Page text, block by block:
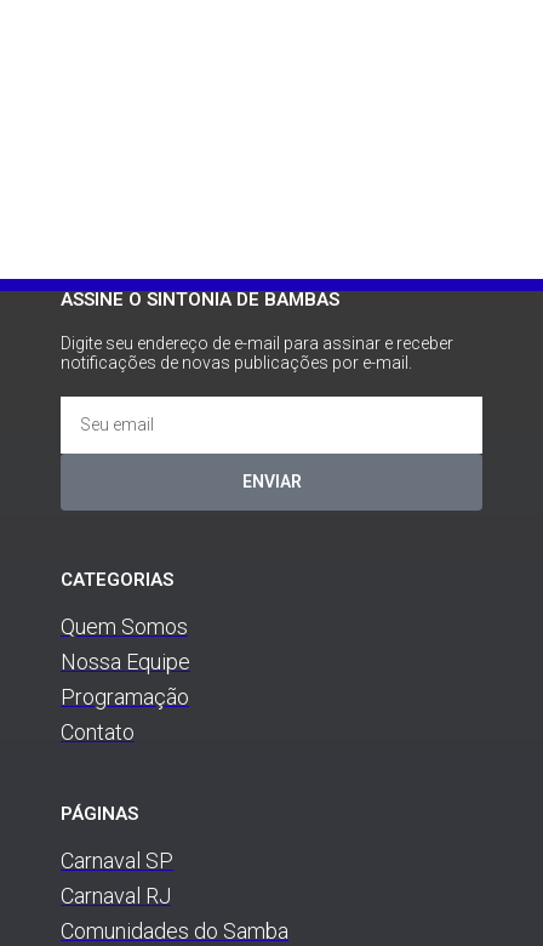
ASSINE O SINTONIA DE BAMBAS
Digite seu endereço de e-mail para assinar e receber
notificações de novas publicações por e-mail.
ENVIAR
CATEGORIAS
Quem Somos
Nossa Equipe
Programação
Contato
PÁGINAS
Carnaval SP
Carnaval RJ
Comunidades do Samba